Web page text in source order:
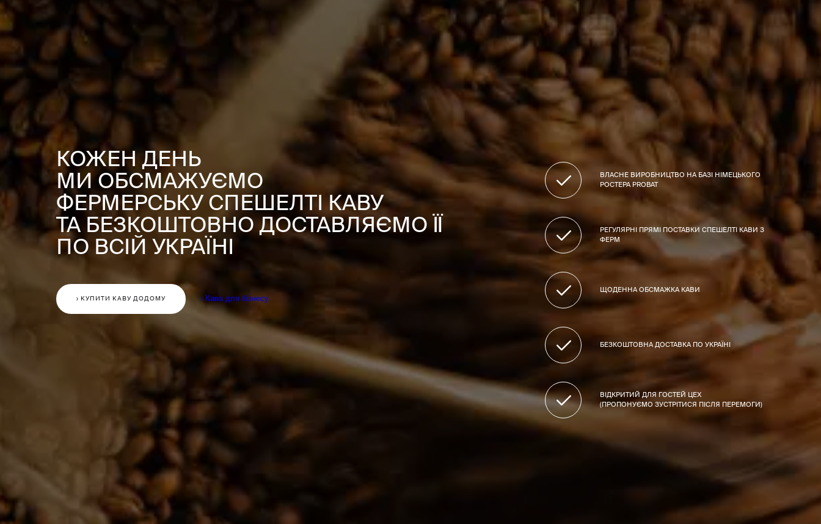
КОЖЕН ДЕНЬ
МИ ОБСМАЖУЄМО
ФЕРМЕРСЬКУ СПЕШЕЛТІ КАВУ
ТА БЕЗКОШТОВНО ДОСТАВЛЯЄМО ЇЇ
ПО ВСІЙ УКРАЇНІ
› КУПИТИ КАВУ ДОДОМУ › Кава для бізнесу
ВЛАСНЕ ВИРОБНИЦТВО НА БАЗІ НІМЕЦЬКОГО
РОСТЕРА PROBAT
РЕГУЛЯРНІ ПРЯМІ ПОСТАВКИ СПЕШЕЛТІ КАВИ З
ФЕРМ
ЩОДЕННА ОБСМАЖКА КАВИ
БЕЗКОШТОВНА ДОСТАВКА ПО УКРАЇНІ
ВІДКРИТИЙ ДЛЯ ГОСТЕЙ ЦЕХ
(ПРОПОНУЄМО ЗУСТРІТИСЯ ПІСЛЯ ПЕРЕМОГИ)